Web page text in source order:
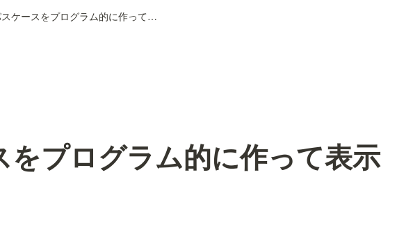
パスケースをプログラム的に作って表示してみた
をプログラム的に作って表示